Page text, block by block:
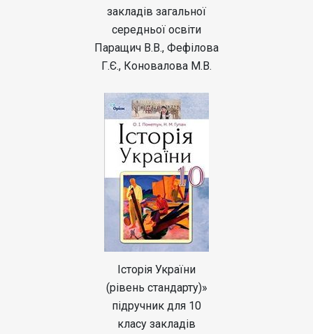
закладів загальної
середньої освіти
Паращич В.В., Фефілова
Г.Є., Коновалова М.В.
Історія України
(рівень стандарту)»
підручник для 10
класу закладів